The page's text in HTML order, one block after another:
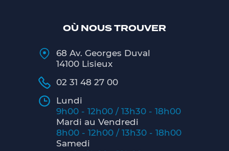
OÙ NOUS TROUVER
68 Av. Georges Duval
14100 Lisieux
02 31 48 27 00
Lundi
9h00 - 12h00 / 13h30 - 18h00
Mardi au Vendredi
8h00 - 12h00 / 13h30 - 18h00
Samedi